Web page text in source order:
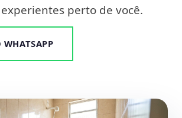
perto de você.
WHATSAPP